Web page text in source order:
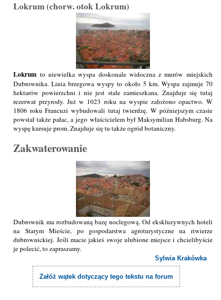
Lokrum (chorw. otok Lokrum)
Lokrum to niewielka wyspa doskonale widoczna z murów miejskich
Dubrownika. Linia brzegowa wyspy to około 5 km. Wyspa zajmuje 70
hektarów powierzchni i nie jest stale zamieszkana. Znajduje się tutaj
rezerwat przyrody. Już w 1023 roku na wyspie założono opactwo. W
1806 roku Francuzi wybudowali tutaj twierdzę. W późniejszym czasie
powstał także pałac, a jego właścicielem był Maksymilian Habsburg. Na
wyspę kursuje prom. Znajduje się tu także ogród botaniczny.
Zakwaterowanie
Dubrownik ma rozbudowaną bazę noclegową. Od ekskluzywnych hoteli
na Starym Mieście, po gospodarstwa agroturystyczne na riwierze
dubrownickiej. Jeśli macie jakieś swoje ulubione miejsce i chcielibyście
je polecić, to zapraszamy.
Sylwia Krakówka
Załóż wątek dotyczący tego tekstu na forum